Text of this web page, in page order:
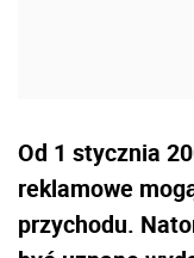
Od 1 stycznia
reklamowe
przychodu.